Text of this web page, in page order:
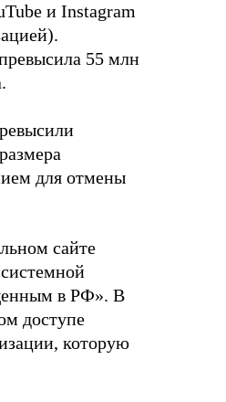
и Instagram
55 млн
для отмены
сайте
в РФ». В
доступе
которую